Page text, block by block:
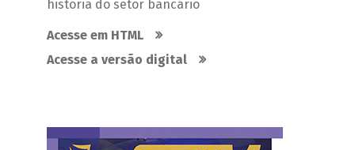
história do setor bancário
Acesse em HTML
Acesse a versão digital